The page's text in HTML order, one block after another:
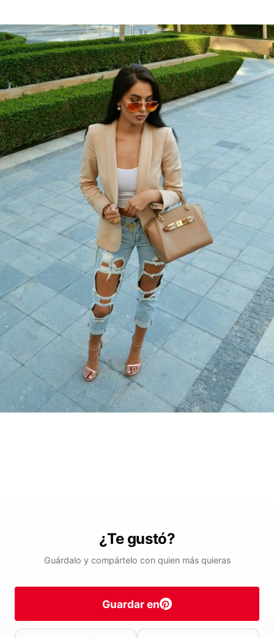
¿Te gustó?
Guárdalo y compártelo con quien más quieras
Guardar en